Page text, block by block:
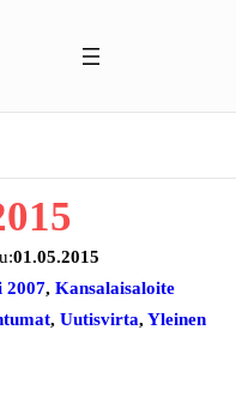
01.05.2015
2007, Kansalaisaloite
, Uutisvirta, Yleinen